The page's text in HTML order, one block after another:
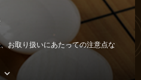
お取り扱いにあたっての注意点な
